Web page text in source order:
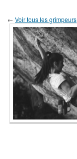
← Voir tous les grimpeurs